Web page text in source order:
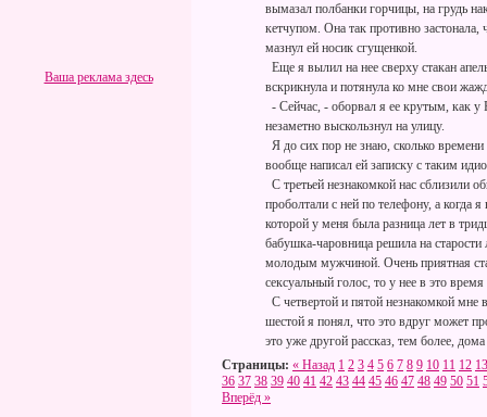
Ваша реклама здесь
вымазал полбанки горчицы, на грудь
кетчупом. Она так противно
мазнул ей носик сгущенкой.
Еще я вылил на нее сверху стакан
вскрикнула и потянула ко мне свои
- Сейчас, - оборвал я ее крутым, как у
незаметно выскользнул на улицу.
Я до сих пор не знаю, сколько
вообще написал ей записку с таким
С третьей незнакомкой нас
проболтали с ней по телефону, а когда
которой у меня была разница лет в
бабушка-чаровница решила на
молодым мужчиной. Очень приятная
сексуальный голос, то у нее в это
С четвертой и пятой незнакомкой мне
шестой я понял, что это вдруг может
это уже другой рассказ, тем более,
Страницы: « Назад 1 2 3 4 5 6 7 8 9 10 11 12 13
36 37 38 39 40 41 42 43 44 45 46 47 48 49 50 51
Вперёд »